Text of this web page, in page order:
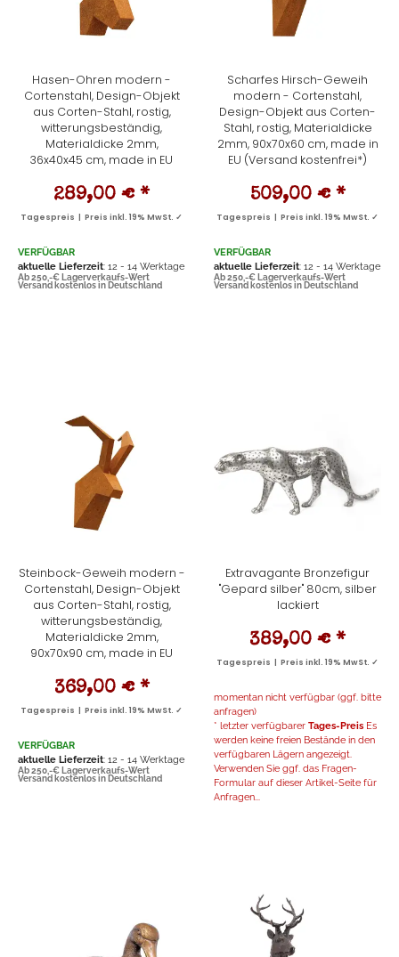
Hasen-Ohren modern -
Cortenstahl, Design-Objekt
aus Corten-Stahl, rostig,
witterungsbeständig,
Materialdicke 2mm,
36x40x45 cm, made in EU
289,00 € *
Tagespreis | Preis inkl. 19% MwSt. ✓
VERFÜGBAR
aktuelle Lieferzeit: 12 - 14 Werktage
Ab 250,-€ Lagerverkaufs-Wert
Versand kostenlos in Deutschland
Scharfes Hirsch-Geweih
modern - Cortenstahl,
Design-Objekt aus Corten-
Stahl, rostig, Materialdicke
2mm, 90x70x60 cm, made in
EU (Versand kostenfrei*)
509,00 € *
Tagespreis | Preis inkl. 19% MwSt. ✓
VERFÜGBAR
aktuelle Lieferzeit: 12 - 14 Werktage
Ab 250,-€ Lagerverkaufs-Wert
Versand kostenlos in Deutschland
Steinbock-Geweih modern -
Cortenstahl, Design-Objekt
aus Corten-Stahl, rostig,
witterungsbeständig,
Materialdicke 2mm,
90x70x90 cm, made in EU
369,00 € *
Tagespreis | Preis inkl. 19% MwSt. ✓
VERFÜGBAR
aktuelle Lieferzeit: 12 - 14 Werktage
Ab 250,-€ Lagerverkaufs-Wert
Versand kostenlos in Deutschland
Extravagante Bronzefigur
"Gepard silber" 80cm, silber
lackiert
389,00 € *
Tagespreis | Preis inkl. 19% MwSt. ✓
momentan nicht verfügbar (ggf. bitte
anfragen)
* letzter verfügbarer Tages-Preis Es
werden keine freien Bestände in den
verfügbaren Lägern angezeigt.
Verwenden Sie ggf. das Fragen-
Formular auf dieser Artikel-Seite für
Anfragen...